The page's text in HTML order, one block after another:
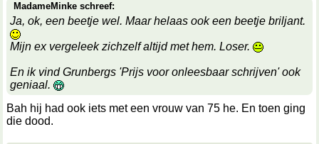
MadameMinke schreef:
Ja, ok, een beetje wel. Maar helaas ook een beetje briljant.
Mijn ex vergeleek zichzelf altijd met hem. Loser.
En ik vind Grunbergs 'Prijs voor onleesbaar schrijven' ook
geniaal.
Bah hij had ook iets met een vrouw van 75 he. En toen ging
die dood.